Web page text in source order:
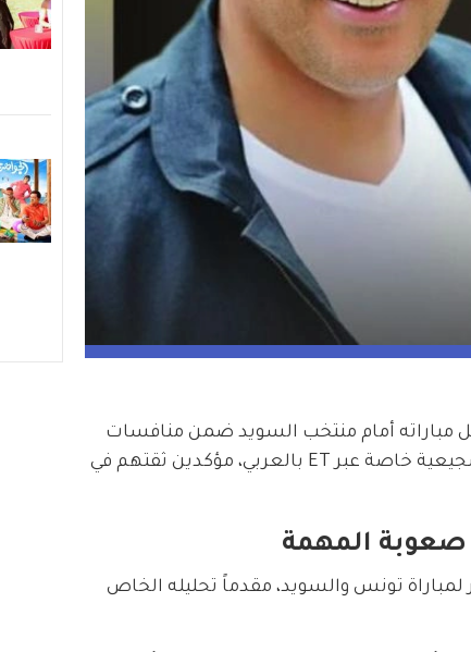
مباراته أمام منتخب السويد ضمن منافسات
كأس العالم 2026، حيث حرص عدد من المشاهير على توجيه رسائل تشجيعية خاصة عبر ET بالعربي، مؤكدين ثقتهم في
صعوبة المهمة
لمباراة تونس والسويد، مقدماً تحليله الخاص